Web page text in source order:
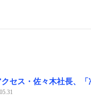
クセス・佐々木社長、